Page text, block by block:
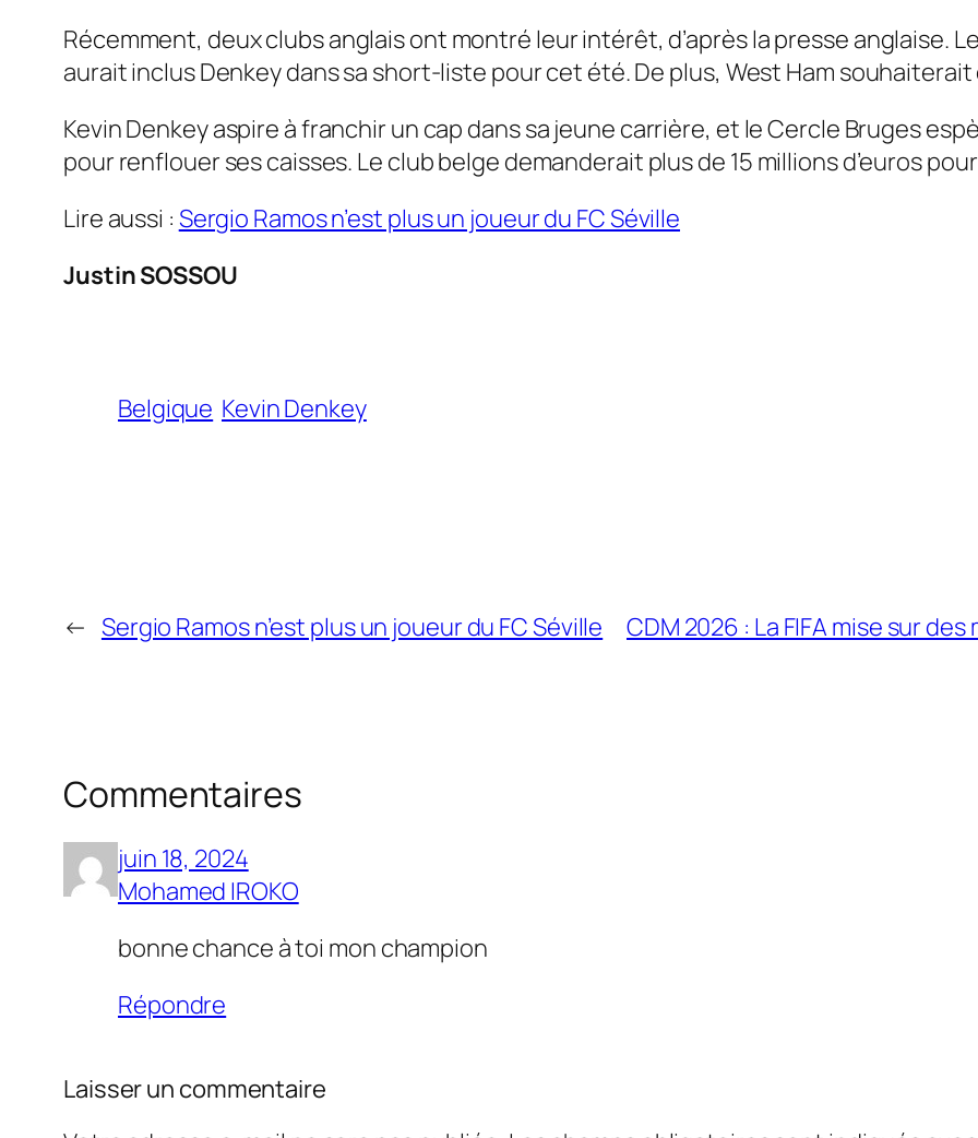
Récemment, deux clubs anglais ont montré leur intérêt, d’après la presse anglaise.
aurait inclus Denkey dans sa short-liste pour cet été. De plus, West Ham
Kevin Denkey aspire à franchir un cap dans sa jeune carrière, et le Cercle Bruges
pour renflouer ses caisses. Le club belge demanderait plus de 15 millions d’euros
Lire aussi : Sergio Ramos n’est plus un joueur du FC Séville
Justin SOSSOU
Belgique Kevin Denkey
← Sergio Ramos n’est plus un joueur du FC Séville CDM 2026 : La FIFA mise sur
Commentaires
juin 18, 2024
Mohamed IROKO
bonne chance à toi mon champion
Répondre
Laisser un commentaire